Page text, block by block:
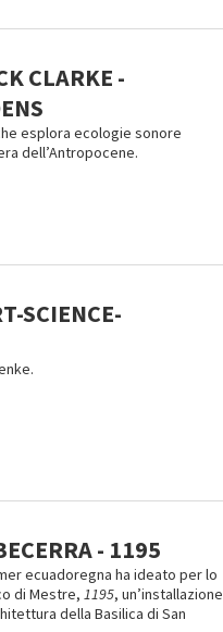
CLARKE -
esplora ecologie sonore
dell’Antropocene.
SCIENCE-
- 1195
ecuadoregna ha ideato per lo
di Mestre, 1195, un’installazione
della Basilica di San